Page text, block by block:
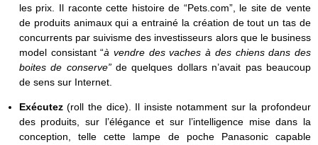
les prix. Il raconte cette histoire de “Pets.com”, le site de vente
de produits animaux qui a entrainé la création de tout un tas de
concurrents par suivisme des investisseurs alors que le business
model consistant “à vendre des vaches à des chiens dans des
boites de conserve”de quelques dollars n’avait pas beaucoup
de sens sur Internet.
Exécutez(roll the dice). Il insiste notamment sur la profondeur
des produits, sur l’élégance et sur l’intelligence mise dans la
conception, telle cette lampe de poche Panasonic capable